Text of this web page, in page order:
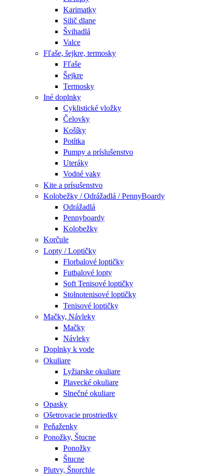
Karimatky
Silič dlane
Švihadlá
Valce
Fľaše, šejkre, termosky
Fľaše
Šejkre
Termosky
Iné doplnky
Cyklistické vložky
Čelovky
Košíky
Potítka
Pumpy a príslušenstvo
Uteráky
Vodné vaky
Kite a prísušenstvo
Kolobežky / Odrážadlá / PennyBoardy
Odrážadlá
Pennyboardy
Kolobežky
Korčule
Lopty / Loptičky
Florbalové loptičky
Futbalové lopty
Soft Tenisové loptičky
Stolnotenisové loptičky
Tenisové loptičky
Mačky, Návleky
Mačky
Návleky
Doplnky k vode
Okuliare
Lyžiarske okuliare
Plavecké okuliare
Slnečné okuliare
Opasky
Ošetrovacie prostriedky
Peňaženky
Ponožky, Štucne
Ponožky
Štucne
Plutvy, Šnorchle